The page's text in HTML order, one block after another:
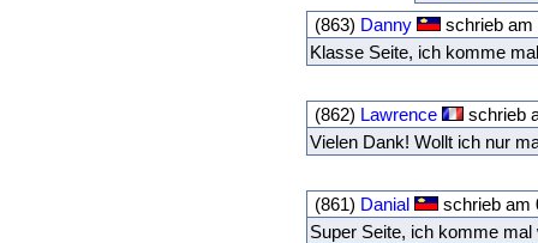
(863) Danny
schrieb
Klasse Seite, ich komme
(862) Lawrence
schrieb
Vielen Dank! Wollt ich nur
(861) Danial
schrieb am
Super Seite, ich komme